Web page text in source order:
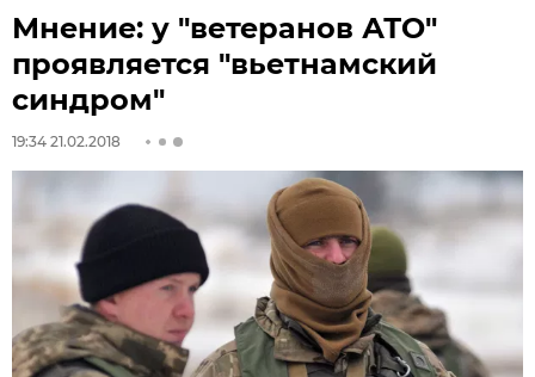
Мнение: у "ветеранов АТО"
проявляется "вьетнамский
синдром"
19:34 21.02.2018